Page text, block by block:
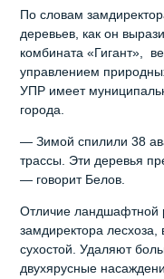
По словам
деревьев, как он
комбината «Гигант»,
управлением
УПР имеет
города.
— Зимой спилили 38
трассы. Эти деревья
— говорит Белов.
Отличие ландшафтной
замдиректора лесхоза,
сухостой. Удаляют
двухярусные